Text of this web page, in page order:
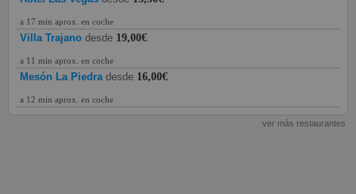
a 17 min aprox. en coche
Villa Trajano desde 19,00€
a 11 min aprox. en coche
Mesón La Piedra desde 16,00€
a 12 min aprox. en coche
ver más restaurantes